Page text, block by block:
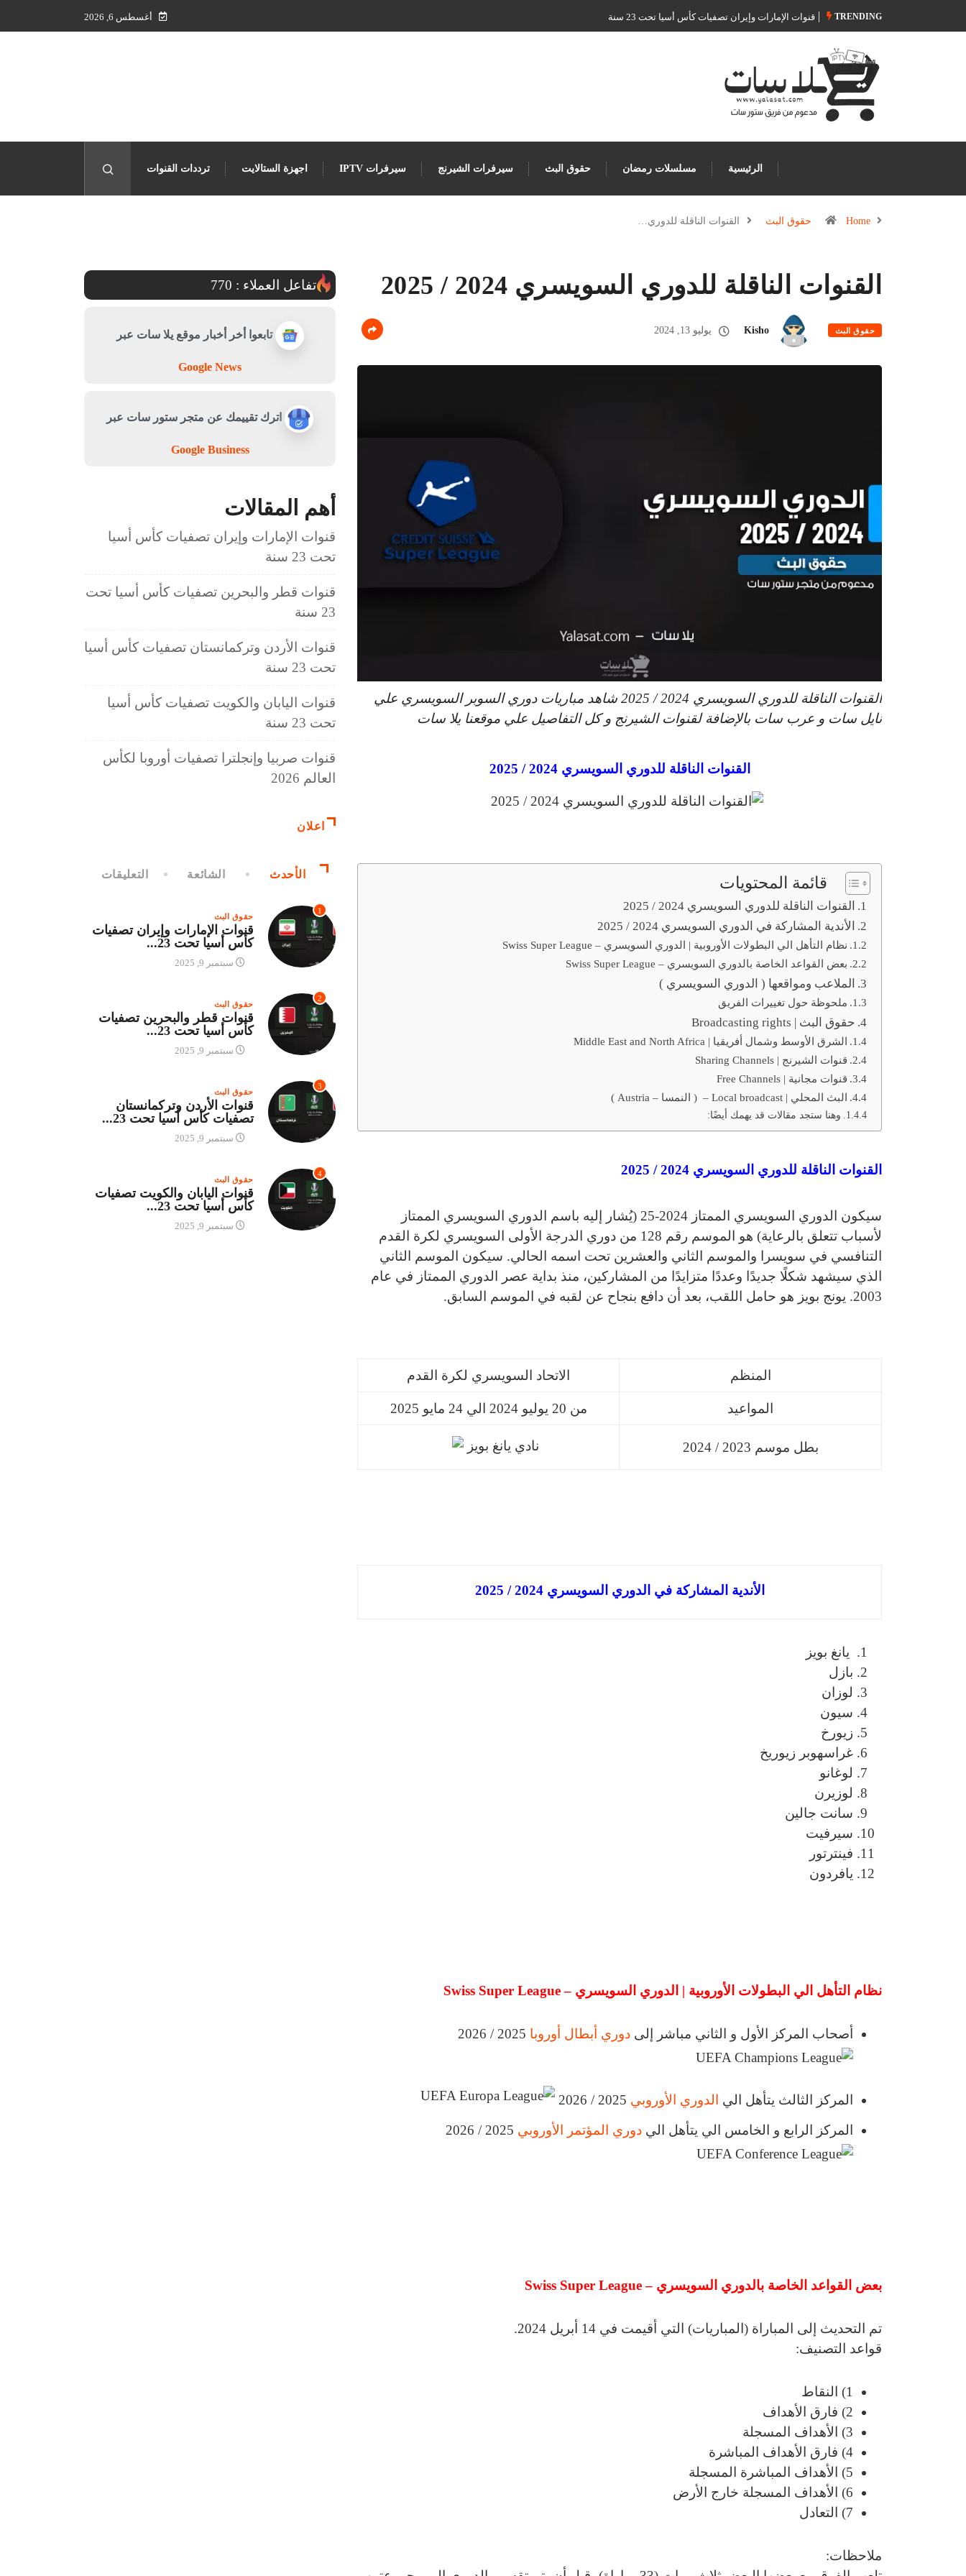
TRENDING قنوات الإمارات وإيران تصفيات كأس أسيا تحت 23 سنة أغسطس 6, 2026
الرئيسية مسلسلات رمضان حقوق البث سيرفرات الشيرنج سيرفرات IPTV اجهزة الستالايت ترددات القنوات
Home حقوق البث القنوات الناقلة للدوري…
القنوات الناقلة للدوري السويسري 2024 / 2025
حقوق البث Kisho يوليو 13, 2024
القنوات الناقلة للدوري السويسري 2024 / 2025 شاهد مباريات دوري السوبر السويسري علي
نايل سات و عرب سات بالإضافة لقنوات الشيرنج و كل التفاصيل علي موقعنا يلا سات
القنوات الناقلة للدوري السويسري 2024 / 2025
قائمة المحتويات
القنوات الناقلة للدوري السويسري 2024 / 2025
الأندية المشاركة في الدوري السويسري 2024 / 2025
نظام التأهل الي البطولات الأوروبية | الدوري السويسري – Swiss Super League
بعض القواعد الخاصة بالدوري السويسري – Swiss Super League
الملاعب ومواقعها ( الدوري السويسري )
ملحوظة حول تغييرات الفريق
حقوق البث | Broadcasting rights
الشرق الأوسط وشمال أفريقيا | Middle East and North Africa
قنوات الشيرنج | Sharing Channels
قنوات مجانية | Free Channels
البث المحلي | Local broadcast – ( النمسا – Austria )
وهنا ستجد مقالات قد يهمك أيضًا:
القنوات الناقلة للدوري السويسري 2024 / 2025
سيكون الدوري السويسري الممتاز 2024-25 (يُشار إليه باسم الدوري السويسري الممتاز
لأسباب تتعلق بالرعاية) هو الموسم رقم 128 من دوري الدرجة الأولى السويسري لكرة القدم
التنافسي في سويسرا والموسم الثاني والعشرين تحت اسمه الحالي. سيكون الموسم الثاني
الذي سيشهد شكلًا جديدًا وعددًا متزايدًا من المشاركين، منذ بداية عصر الدوري الممتاز في عام
2003. يونج بويز هو حامل اللقب، بعد أن دافع بنجاح عن لقبه في الموسم السابق.
المنظم الاتحاد السويسري لكرة القدم
المواعيد من 20 يوليو 2024 الي 24 مايو 2025
بطل موسم 2023 / 2024 نادي يانغ بويز
الأندية المشاركة في الدوري السويسري 2024 / 2025
يانغ بويز
بازل
لوزان
سيون
زيورخ
غراسهوبر زيوريخ
لوغانو
لوزيرن
سانت جالين
سيرفيت
فينترتور
يافردون
نظام التأهل الي البطولات الأوروبية | الدوري السويسري – Swiss Super League
أصحاب المركز الأول و الثاني مباشر إلى دوري أبطال أوروبا
المركز الثالث يتأهل الي الدوري الأوروبي
المركز الرابع و الخامس الي يتأهل الي دوري المؤتمر الأوروبي
بعض القواعد الخاصة بالدوري السويسري – Swiss Super League
تم التحديث إلى المباراة (المباريات) التي أقيمت في 14 أبريل 2024.
قواعد التصنيف:
1) النقاط
2) فارق الأهداف
3) الأهداف المسجلة
4) فارق الأهداف المباشرة
5) الأهداف المباشرة المسجلة
6) الأهداف المسجلة خارج الأرض
7) التعادل
ملاحظات:
تفاعل العملاء : 770
تابعوا أخر أخبار موقع يلا سات عبر
Google News
اترك تقييمك عن متجر ستور سات عبر
Google Business
أهم المقالات
قنوات الإمارات وإيران تصفيات كأس أسيا
تحت 23 سنة
قنوات قطر والبحرين تصفيات كأس أسيا تحت
23 سنة
قنوات الأردن وتركمانستان تصفيات كأس أسيا
تحت 23 سنة
قنوات اليابان والكويت تصفيات كأس أسيا
تحت 23 سنة
قنوات صربيا وإنجلترا تصفيات أوروبا لكأس
العالم 2026
اعلان
الأحدث الشائعة التعليقات
1
حقوق البث
قنوات الإمارات وإيران تصفيات
كأس أسيا تحت 23...
سبتمبر 9, 2025
2
حقوق البث
قنوات قطر والبحرين تصفيات
كأس أسيا تحت 23...
سبتمبر 9, 2025
3
حقوق البث
قنوات الأردن وتركمانستان
تصفيات كأس أسيا تحت 23...
سبتمبر 9, 2025
4
حقوق البث
قنوات اليابان والكويت تصفيات
كأس أسيا تحت 23...
سبتمبر 9, 2025